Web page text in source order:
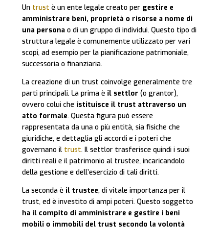
Un trust è un ente legale creato per gestire e
amministrare beni, proprietà o risorse a nome di
una persona o di un gruppo di individui. Questo tipo di
struttura legale è comunemente utilizzato per vari
scopi, ad esempio per la pianificazione patrimoniale,
successoria o finanziaria.
La creazione di un trust coinvolge generalmente tre
parti principali. La prima è il settlor (o grantor),
ovvero colui che istituisce il trust attraverso un
atto formale. Questa figura può essere
rappresentata da una o più entità, sia fisiche che
giuridiche, e dettaglia gli accordi e i poteri che
governano il trust. Il settlor trasferisce quindi i suoi
diritti reali e il patrimonio al trustee, incaricandolo
della gestione e dell’esercizio di tali diritti.
La seconda è il trustee, di vitale importanza per il
trust, ed è investito di ampi poteri. Questo soggetto
ha il compito di amministrare e gestire i beni
mobili o immobili del trust secondo la volontà